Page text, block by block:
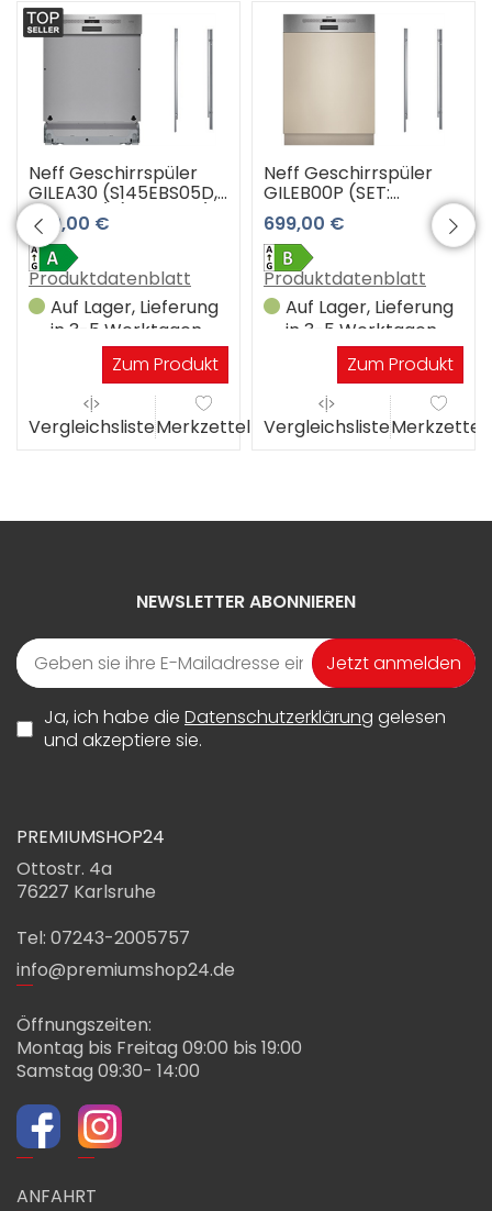
Neff Geschirrspüler
GILEA30 (S145EBS05D,
Z780BI01) (Edelstahl)
799,00 €
Produktdatenblatt
Auf Lager, Lieferung
in 3-5 Werktagen
Zum Produkt
VergleichslisteMerkzettel
Neff Geschirrspüler
GILEB00P (SET:
S145EVS04E und
Z780BI02)
699,00 €
Produktdatenblatt
Auf Lager, Lieferung
in 3-5 Werktagen
Zum Produkt
VergleichslisteMerkzettel
NEWSLETTER ABONNIEREN
Jetzt anmelden
Ja, ich habe die Datenschutzerklärung gelesen
und akzeptiere sie.
PREMIUMSHOP24
Ottostr. 4a
76227 Karlsruhe
Tel: 07243-2005757
info@premiumshop24.de
Öffnungszeiten:
Montag bis Freitag 09:00 bis 19:00
Samstag 09:30- 14:00
ANFAHRT